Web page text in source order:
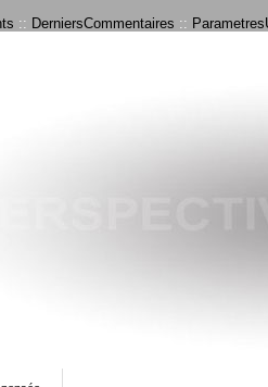
:: DerniersCommentaires ::